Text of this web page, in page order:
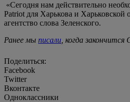
«Сегодня нам действительно
Patriot для Харькова и
агентство слова Зеленского.
Ранее мы писали , когда
Поделиться:
Facebook
Twitter
Вконтакте
Одноклассники